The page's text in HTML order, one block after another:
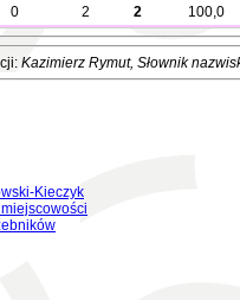
0 2 2 100,0
Kazimierz Rymut, Słownik
Kieczyk